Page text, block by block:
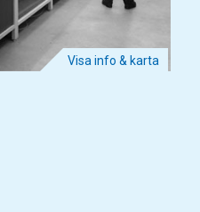
Visa info & karta